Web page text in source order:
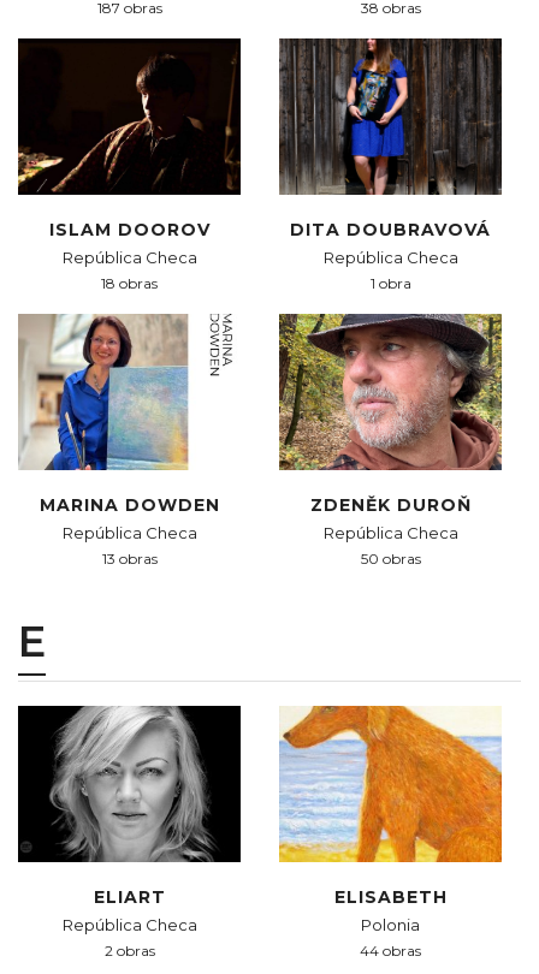
187 obras 38 obras
ISLAM DOOROV
República Checa
18 obras
DITA DOUBRAVOVÁ
República Checa
1 obra
MARINA DOWDEN
República Checa
13 obras
ZDENĚK DUROŇ
República Checa
50 obras
E
ELIART
República Checa
2 obras
ELISABETH
Polonia
44 obras